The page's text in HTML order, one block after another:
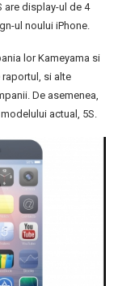
are display-ul de 4
ul noului iPhone.
lor Kameyama si
raportul, si alte
De asemenea,
actual, 5S.